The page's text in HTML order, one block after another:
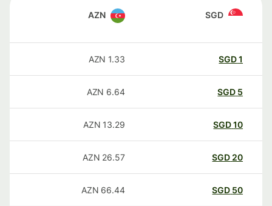
SGD
AZN
SGD
1.33
AZN
SGD
6.64
AZN
SGD
13.29
AZN
20
SGD
26.57
AZN
50
SGD
66.44
AZN